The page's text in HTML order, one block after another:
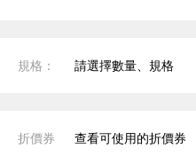
規格： 請選擇數量、規格
折價券 查看可使用的折價券